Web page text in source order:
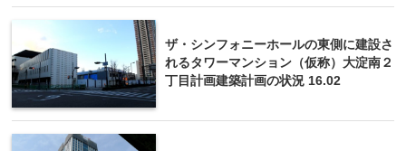
ザ・シンフォニーホールの東側に建設さ
れるタワーマンション（仮称）大淀南２
丁目計画建築計画の状況 16.02